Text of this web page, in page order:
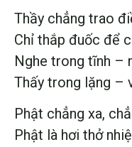
Thầy chẳng trao
Chỉ thắp đuốc để
Nghe trong tĩnh –
Thấy trong lặng –
Phật chẳng xa,
Phật là hơi thở